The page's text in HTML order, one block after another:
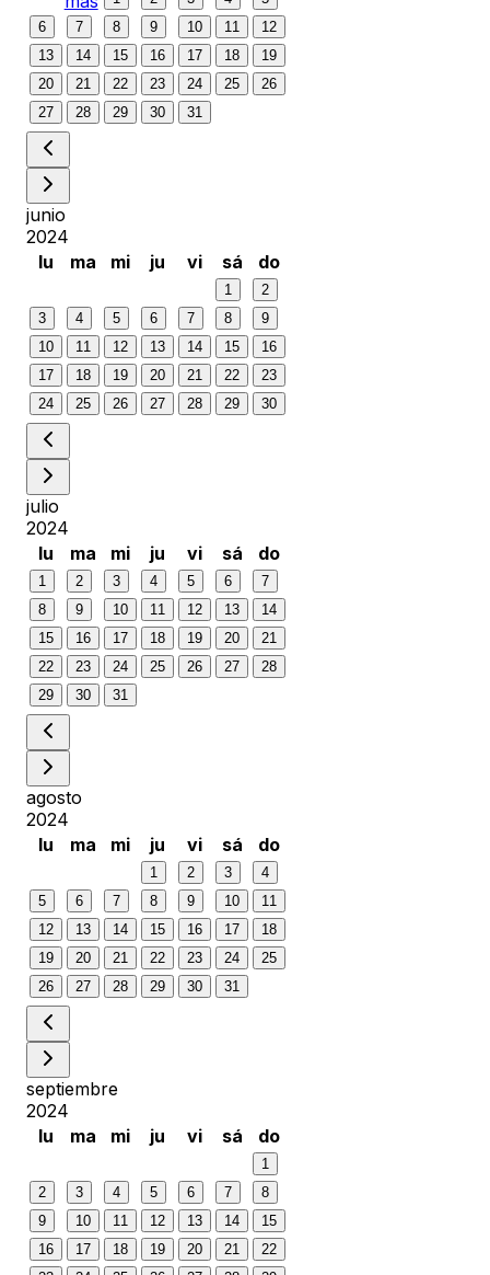
6
7 8 9 10 11
12
13
14 15 16 17 18
19
20
21 22 23 24 25
26
27
28 29 30 31
junio
2024
lu
ma mi ju vi sá do
1
2
3
4 5 6 7 8
9
10
11 12 13 14 15
16
17
18 19 20 21 22
23
24
25 26 27 28 29 30
julio
2024
lu
ma mi ju vi sá do
1 2 3 4 5 6
7
8
9 10 11 12 13
14
15
16 17 18 19 20
21
22
23 24 25 26 27
28
29
30 31
agosto
2024
lu
ma mi ju vi sá do
1 2 3
4
5
6 7 8 9 10
11
12
13 14 15 16 17
18
19
20 21 22 23 24
25
26
27 28 29 30 31
septiembre
2024
lu
ma mi ju vi sá do
1
2
3 4 5 6 7
8
9
10 11 12 13 14
15
16
17 18 19 20 21
22